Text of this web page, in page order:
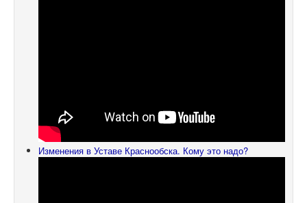
Изменения в Уставе Краснообска. Кому это надо?